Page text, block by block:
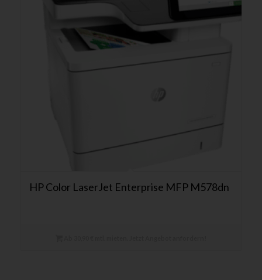
HP Color LaserJet Enterprise MFP M578dn